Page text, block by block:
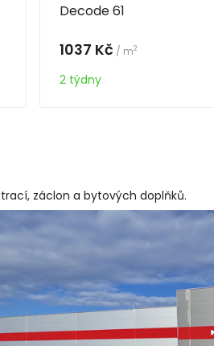
Decode 61
1037 Kč / m2
2 týdny
záclon a bytových doplňků.